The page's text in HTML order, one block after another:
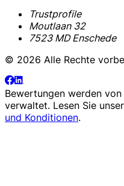
Trustprofile
Moutlaan 32
7523 MD Enschede
© 2026 Alle Rechte
Bewertungen werden von
verwaltet. Lesen Sie
und Konditionen.